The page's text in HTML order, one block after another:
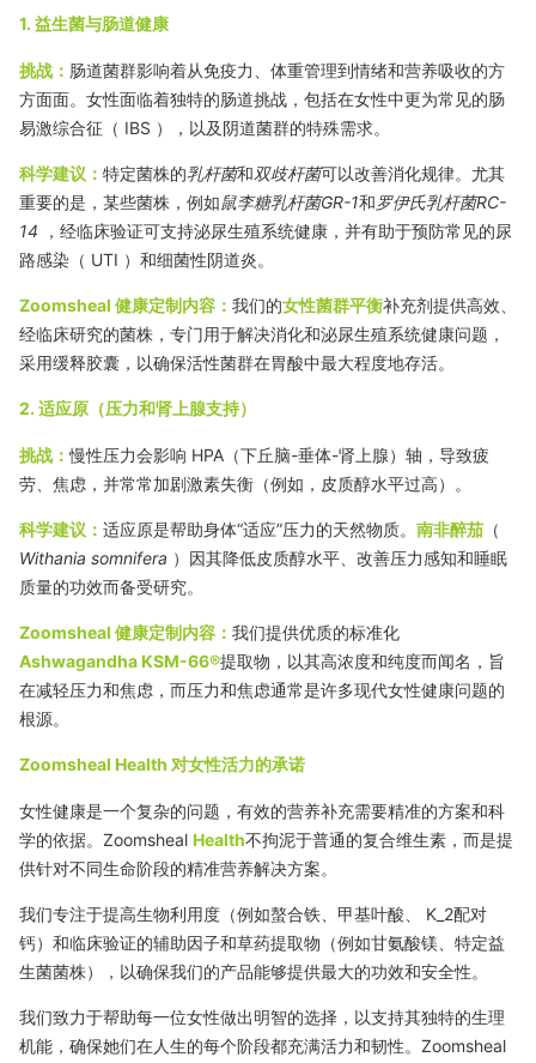
1. 益生菌与肠道健康
挑战： 肠道菌群影响着从免疫力、体重管理到情绪和营养吸收的方
方面面。女性面临着独特的肠道挑战，包括在女性中更为常见的肠
易激综合征（ IBS ），以及阴道菌群的特殊需求。
科学建议： 特定菌株的乳杆菌和双歧杆菌可以改善消化规律。尤其
重要的是，某些菌株，例如鼠李糖乳杆菌GR-1和罗伊氏乳杆菌RC-
14 ，经临床验证可支持泌尿生殖系统健康，并有助于预防常见的尿
路感染（ UTI ）和细菌性阴道炎。
Zoomsheal 健康定制内容： 我们的女性菌群平衡补充剂提供高效、
经临床研究的菌株，专门用于解决消化和泌尿生殖系统健康问题，
采用缓释胶囊，以确保活性菌群在胃酸中最大程度地存活。
2. 适应原（压力和肾上腺支持）
挑战：慢性压力会影响 HPA（下丘脑-垂体-肾上腺）轴，导致疲
劳、焦虑，并常常加剧激素失衡（例如，皮质醇水平过高）。
科学建议： 适应原是帮助身体“适应”压力的天然物质。 南非醉茄 （
Withania somnifera ）因其降低皮质醇水平、改善压力感知和睡眠
质量的功效而备受研究。
Zoomsheal 健康定制内容： 我们提供优质的标准化
Ashwagandha KSM-66®提取物，以其高浓度和纯度而闻名，旨
在减轻压力和焦虑，而压力和焦虑通常是许多现代女性健康问题的
根源。
Zoomsheal Health 对女性活力的承诺
女性健康是一个复杂的问题，有效的营养补充需要精准的方案和科
学的依据。Zoomsheal Health不拘泥于普通的复合维生素，而是提
供针对不同生命阶段的精准营养解决方案。
我们专注于提高生物利用度（例如螯合铁、甲基叶酸、 K_2配对
钙）和临床验证的辅助因子和草药提取物（例如甘氨酸镁、特定益
生菌菌株），以确保我们的产品能够提供最大的功效和安全性。
我们致力于帮助每一位女性做出明智的选择，以支持其独特的生理
机能，确保她们在人生的每个阶段都充满活力和韧性。Zoomsheal